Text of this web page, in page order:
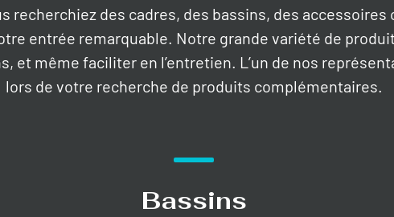
recherchiez des cadres, des bassins, des
entrée remarquable. Notre grande variété de
et même faciliter en l’entretien. L’un de nos
lors de votre recherche de produits complémentaires.
Bassins